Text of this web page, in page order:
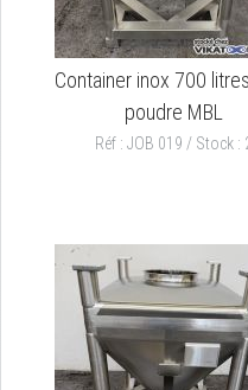
Container inox 700
poudre MBL
Réf : JOB 019 / Stock :